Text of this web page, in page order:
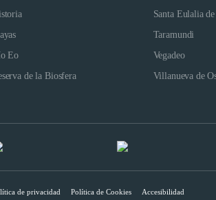
Eo
de la Biosfera
Santa Eulalia de
Taramundi
Vegadeo
Villanueva de
de privacidad Política de Cookies Accesibilidad